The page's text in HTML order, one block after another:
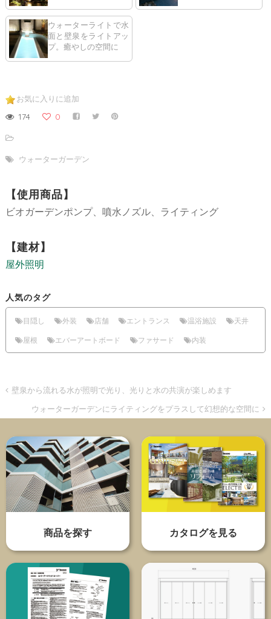
ウォーターライトで水
面と壁泉をライトアッ
プ。癒やしの空間に
お気に入りに追加
174 0
ウォーターガーデン
【使用商品】
ビオガーデンポンプ、噴水ノズル、ライティング
【建材】
屋外照明
人気のタグ
目隠し 外装 店舗 エントランス 温浴施設 天井
屋根 エバーアートボード ファサード 内装
壁泉から流れる水が照明で光り、光りと水の共演が楽しめます
ウォーターガーデンにライティングをプラスして幻想的な空間に
商品を探す カタログを見る